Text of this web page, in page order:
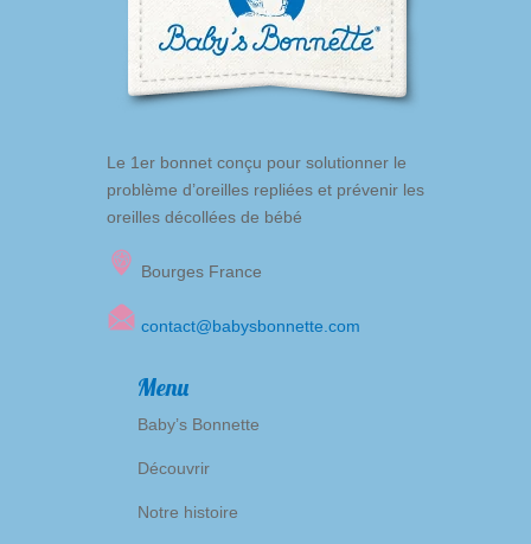
Le 1er bonnet conçu pour solutionner le
problème d’oreilles repliées et prévenir les
oreilles décollées de bébé
Bourges France
contact@babysbonnette.com
Menu
Baby’s Bonnette
Découvrir
Notre histoire